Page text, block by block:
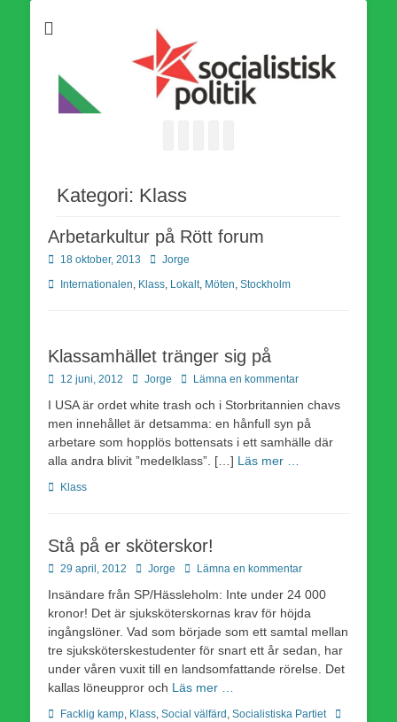
världsomfattande socialistiska Fjärde Internationalen och en viktig
tillgång i kampen för en socialistisk framtid!
Kategori: Klass
Arbetarkultur på Rött forum
Publicerad
18 oktober, 2013 Författare
Jorge
Kategorier
Internationalen Klass Lokalt, Möten Stockholm
Klassamhället tränger sig på
Publicerad
12 juni, 2012 Författare
Jorge Lämna en kommentar
I USA är ordet white trash och i Storbritannien chavs
men innehållet är detsamma: en hånfull syn på
arbetare som hopplös bottensats i ett samhälle där
alla andra blivit ”medelklass”. […] Läs mer …
Kategorier
Klass
Stå på er sköterskor!
Publicerad
29 april, 2012 Författare
Jorge Lämna en kommentar
Insändare från SP/Hässleholm: Inte under 24 000
kronor! Det är sjuksköterskornas krav för höjda
ingångslöner. Vad som började som ett samtal mellan
tre sjuksköterskestudenter för snart ett år sedan, har
under våren vuxit till en landsomfattande rörelse. Det
kallas löneuppror och Läs mer …
Kategorier
Facklig kamp Klass Social välfärd Socialistiska Partiet
Etiketter